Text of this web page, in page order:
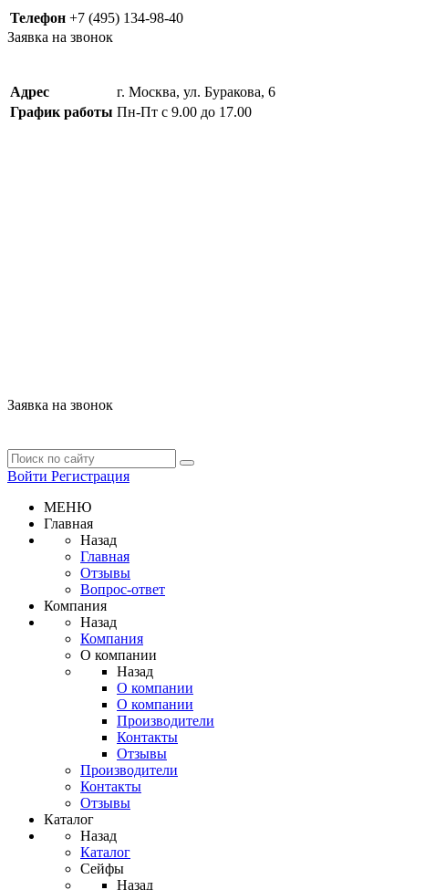
Телефон +7 (495) 134-98-40
Заявка на звонок
Адрес
г. Москва, ул. Буракова, 6
График работы Пн-Пт с 9.00 до 17.00
Заявка на звонок
Войти Регистрация
МЕНЮ
Главная
Назад
Главная
Отзывы
Вопрос-ответ
Компания
Назад
Компания
О компании
Назад
О компании
О компании
Производители
Контакты
Отзывы
Производители
Контакты
Отзывы
Каталог
Назад
Каталог
Сейфы
Назад